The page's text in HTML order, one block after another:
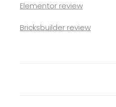
Elementor review
Bricksbuilder review